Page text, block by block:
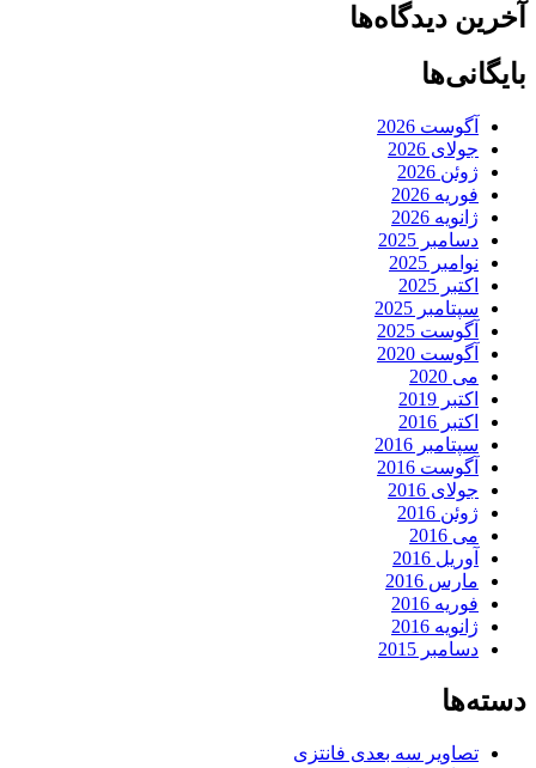
آخرین دیدگاه‌ها
بایگانی‌ها
آگوست 2026
جولای 2026
ژوئن 2026
فوریه 2026
ژانویه 2026
دسامبر 2025
نوامبر 2025
اکتبر 2025
سپتامبر 2025
آگوست 2025
آگوست 2020
می 2020
اکتبر 2019
اکتبر 2016
سپتامبر 2016
آگوست 2016
جولای 2016
ژوئن 2016
می 2016
آوریل 2016
مارس 2016
فوریه 2016
ژانویه 2016
دسامبر 2015
دسته‌ها
تصاویر سه بعدی فانتزی